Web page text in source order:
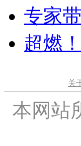
专家
超燃
关
本网站